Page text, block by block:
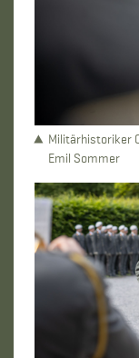
Militärhistoriker
Emil Sommer